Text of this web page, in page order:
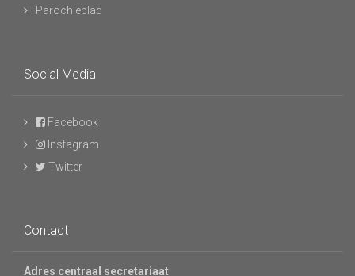
Parochieblad
Social Media
Facebook
Instagram
Twitter
Contact
Adres centraal secretariaat